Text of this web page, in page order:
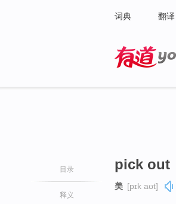
词典 翻译
目录
释义
pick out
美 [pɪk aʊt]